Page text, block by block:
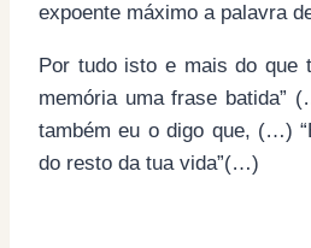
expoente máximo a palavra
Por tudo isto e mais do que
memória uma frase batida”
também eu o digo que, (…)
do resto da tua vida”(…)